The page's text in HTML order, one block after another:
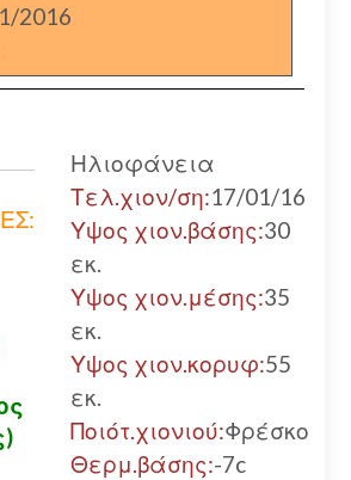
2016
Ηλιοφάνεια
Τελ.χιον/ση:17/01/16
Υψος χιον.βάσης:30
εκ.
Υψος χιον.μέσης:35
εκ.
Υψος χιον.κορυφ:55
εκ.
Ποιότ.χιονιού:Φρέσκο
Θερμ.βάσης:-7c